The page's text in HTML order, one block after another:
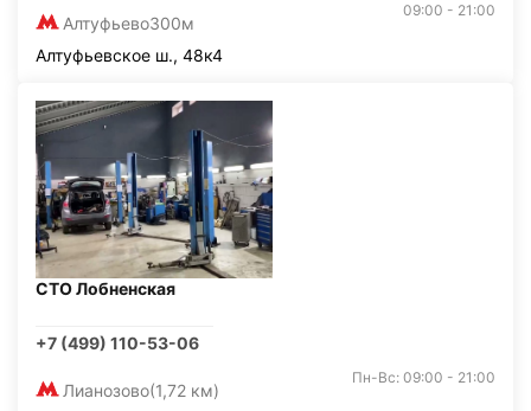
Алтуфьево300м
09:00 - 21:00
Алтуфьевское ш., 48к4
СТО Лобненская
+7 (499) 110-53-06
Лианозово(1,72 км)
Пн-Вс: 09:00 - 21:00